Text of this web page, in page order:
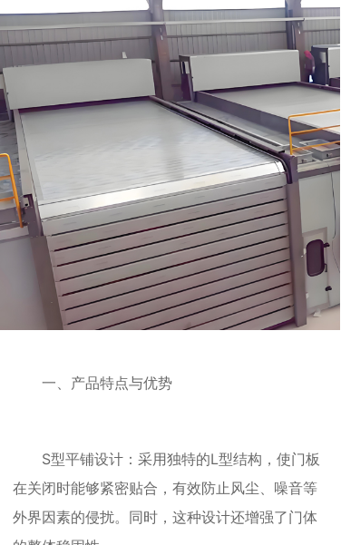
一、产品特点与优势
S型平铺设计：采用独特的L型结构，使门板
在关闭时能够紧密贴合，有效防止风尘、噪音等
外界因素的侵扰。同时，这种设计还增强了门体